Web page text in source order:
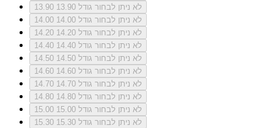
13.90
לא ניתן לבחור גודל 13.90
14.00
לא ניתן לבחור גודל 14.00
14.20
לא ניתן לבחור גודל 14.20
14.40
לא ניתן לבחור גודל 14.40
14.50
לא ניתן לבחור גודל 14.50
14.60
לא ניתן לבחור גודל 14.60
14.70
לא ניתן לבחור גודל 14.70
14.80
לא ניתן לבחור גודל 14.80
15.00
לא ניתן לבחור גודל 15.00
15.30
לא ניתן לבחור גודל 15.30